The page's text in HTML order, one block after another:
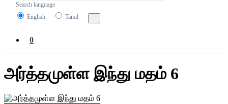
Search language
English
Tamil
0
அர்த்தமுள்ள இந்து மதம் 6